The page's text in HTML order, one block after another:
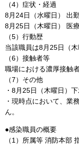
（4）症状・経過
8月24日（水曜日） 出
8月25日（木曜日） 医
（5）行動歴
当該職員は8月25日（
（6）接触者等
職場における濃厚接触
（7）その他
・8月25日（木曜日）
・現時点において、業
ん。
●感染職員の概要
（1）所属等 消防本部